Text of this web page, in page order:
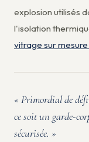
explosion utilisés
l'isolation
vitrage sur
« Primordial de
ce soit un garde-
sécurisée. »